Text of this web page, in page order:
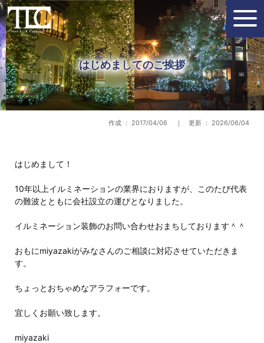
はじめましてのご挨拶
作成 ： 2017/04/06 ｜ 更新 ： 2026/06/04
はじめまして！
10年以上イルミネーションの業界におりますが、このたび代表
の難波とともに会社設立の運びとなりました。
イルミネーション装飾のお問い合わせおまちしております＾＾
おもにmiyazakiがみなさんのご相談に対応させていただきま
す。
ちょっとおちゃめなアラフォーです。
宜しくお願い致します。
miyazaki